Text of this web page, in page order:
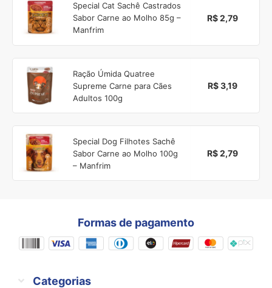
Special Cat Sachê Castrados
Sabor Carne ao Molho 85g –
Manfrim
R$ 2,79
Ração Úmida Quatree
Supreme Carne para Cães
Adultos 100g
R$ 3,19
Special Dog Filhotes Sachê
Sabor Carne ao Molho 100g
– Manfrim
R$ 2,79
Formas de pagamento
Categorias